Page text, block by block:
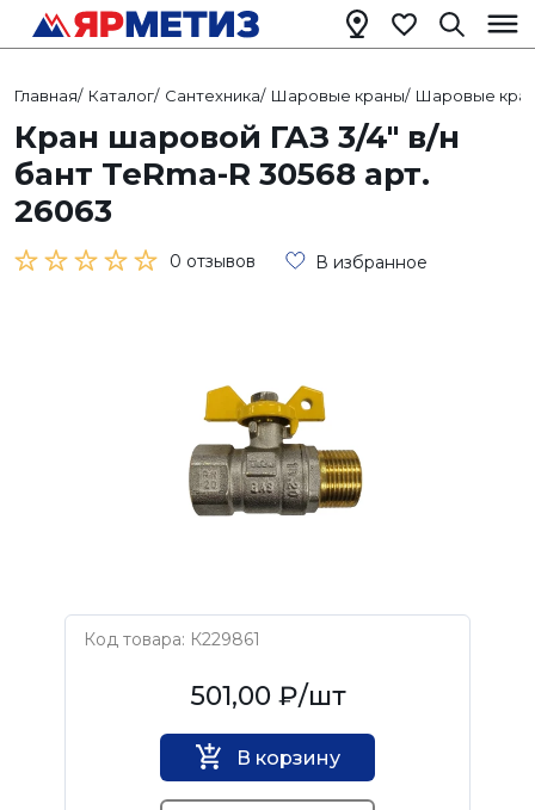
Главная/ Каталог/ Сантехника/ Шаровые краны/ Шаровые
Кран шаровой ГАЗ 3/4" в/н
бант TeRma-R 30568 арт.
26063
0 отзывов В избранное
Код товара: К229861
501,00 ₽/шт
В корзину